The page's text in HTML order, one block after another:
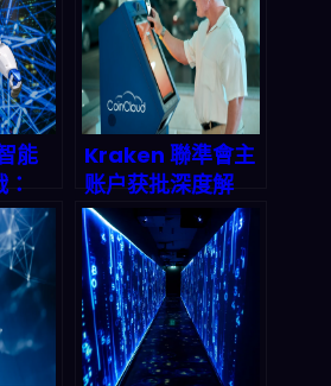
2026 年工作流
程？
能
購案
科
Kraken 聯準會主
账户获批深度解
析：數位資產銀行
時代真的來了嗎？